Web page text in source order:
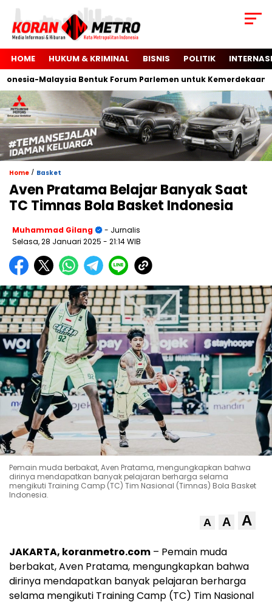
HOME HUKUM & KRIMINAL BISNIS POLITIK
Malaysia Bentuk Forum Parlemen untuk Kemerdekaan
Home / Basket
Aven Pratama Belajar Banyak Saat
TC Timnas Bola Basket Indonesia
Muhammad Gilang
- Jurnalis
Selasa, 28 Januari 2025 - 21:14 WIB
Pemain muda berbakat, Aven Pratama, mengungkapkan bahwa
dirinya mendapatkan banyak pelajaran berharga selama
mengikuti Training Camp (TC) Tim Nasional (Timnas) Bola Basket
Indonesia.
A A A
JAKARTA, koranmetro.com – Pemain muda
berbakat, Aven Pratama, mengungkapkan bahwa
dirinya mendapatkan banyak pelajaran berharga
selama mengikuti Training Camp (TC) Tim Nasional